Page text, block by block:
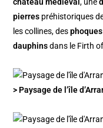
pierres préhistoriques
les collines, desphoques
dauphinsdans le Firth
> Paysage de l’île